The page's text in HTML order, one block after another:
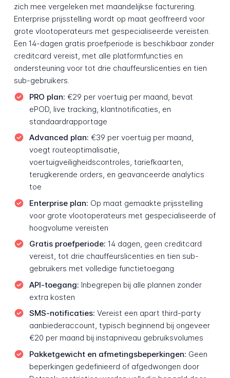
zich mee vergeleken met maandelijkse facturering.
Enterprise prijsstelling wordt op maat geoffreerd voor
grote vlootoperateurs met gespecialiseerde vereisten.
Een 14-dagen gratis proefperiode is beschikbaar zonder
creditcard vereist, met alle platformfuncties en
ondersteuning voor tot drie chauffeurslicenties en tien
sub-gebruikers.
PRO plan: €29 per voertuig per maand, bevat
ePOD, live tracking, klantnotificaties, en
standaardrapportage
Advanced plan: €39 per voertuig per maand,
voegt routeoptimalisatie,
voertuigveiligheidscontroles, tariefkaarten,
terugkerende orders, en geavanceerde analytics
toe
Enterprise plan: Op maat gemaakte prijsstelling
voor grote vlootoperateurs met gespecialiseerde of
hoogvolume vereisten
Gratis proefperiode: 14 dagen, geen creditcard
vereist, tot drie chauffeurslicenties en tien sub-
gebruikers met volledige functietoegang
API-toegang: Inbegrepen bij alle plannen zonder
extra kosten
SMS-notificaties: Vereist een apart third-party
aanbiederaccount, typisch beginnend bij ongeveer
€20 per maand bij instapniveau gebruiksvolumes
Pakketgewicht en afmetingsbeperkingen: Geen
beperkingen gedefinieerd of afgedwongen door